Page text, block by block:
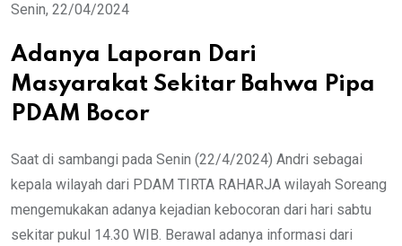
Senin, 22/04/2024
Adanya Laporan Dari
Masyarakat Sekitar Bahwa Pipa
PDAM Bocor
Saat di sambangi pada Senin (22/4/2024) Andri sebagai
kepala wilayah dari PDAM TIRTA RAHARJA wilayah Soreang
mengemukakan adanya kejadian kebocoran dari hari sabtu
sekitar pukul 14.30 WIB. Berawal adanya informasi dari